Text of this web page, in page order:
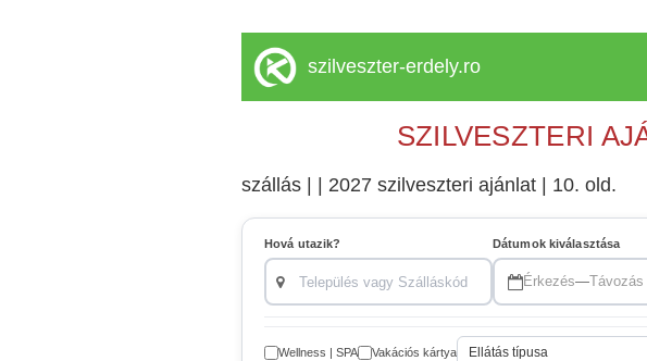
szilveszter-erdely.ro
SZILVESZTERI
szállás | | 2027 szilveszteri ajánlat | 10. old.
Hová utazik? Dátumok kiválasztása
Érkezés—Távozás
Wellness | SPA Vakációs kártya Ellátás típusa